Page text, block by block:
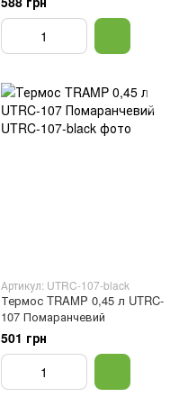
Артикул: UTRC-107-black
Термос TRAMP 0,45 л UTRC-
107 Помаранчевий
501 грн